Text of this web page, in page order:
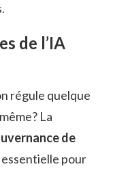
de l’IA
régule quelque
La
de
essentielle pour